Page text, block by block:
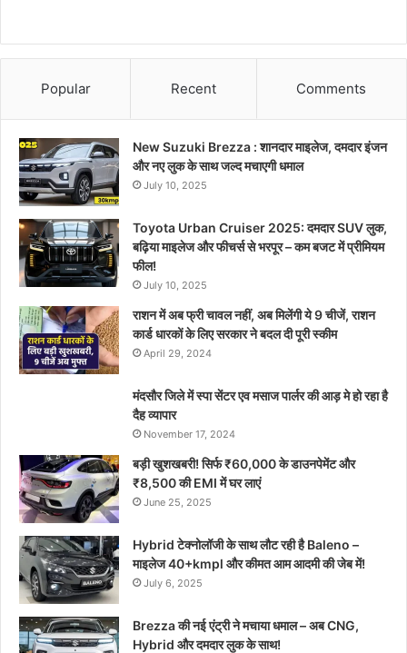
Popular Recent Comments
New Suzuki Brezza : शानदार माइलेज, दमदार इंजन
और नए लुक के साथ जल्द मचाएगी धमाल
July 10, 2025
Toyota Urban Cruiser 2025: दमदार SUV लुक,
बढ़िया माइलेज और फीचर्स से भरपूर – कम बजट में प्रीमियम
फील!
July 10, 2025
राशन में अब फ्री चावल नहीं, अब मिलेंगी ये 9 चीजें, राशन
कार्ड धारकों के लिए सरकार ने बदल दी पूरी स्कीम
April 29, 2024
मंदसौर जिले में स्पा सेंटर एव मसाज पार्लर की आड़ मे हो रहा है
दैह व्यापार
November 17, 2024
बड़ी खुशखबरी! सिर्फ ₹60,000 के डाउनपेमेंट और
₹8,500 की EMI में घर लाएं
June 25, 2025
Hybrid टेक्नोलॉजी के साथ लौट रही है Baleno –
माइलेज 40+kmpl और कीमत आम आदमी की जेब में!
July 6, 2025
Brezza की नई एंट्री ने मचाया धमाल – अब CNG,
Hybrid और दमदार लुक के साथ!